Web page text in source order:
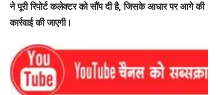
ने पूरी रिपोर्ट कलेक्टर को सौंप दी है, जिसके आधार पर आगे की
कार्रवाई की जाएगी।